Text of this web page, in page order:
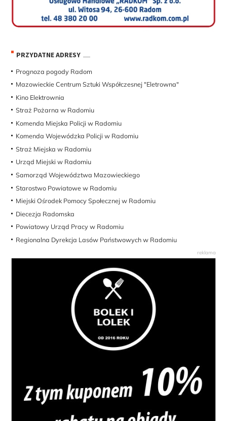
PRZYDATNE ADRESY
Prognoza pogody Radom
Mazowieckie Centrum Sztuki Współczesnej "Eletrowna"
Kino Elektrownia
Straż Pożarna w Radomiu
Komenda Miejska Policji w Radomiu
Komenda Wojewódzka Policji w Radomiu
Straż Miejska w Radomiu
Urząd Miejski w Radomiu
Samorząd Województwa Mazowieckiego
Starostwo Powiatowe w Radomiu
Miejski Ośrodek Pomocy Społecznej w Radomiu
Diecezja Radomska
Powiatowy Urząd Pracy w Radomiu
Regionalna Dyrekcja Lasów Państwowych w Radomiu